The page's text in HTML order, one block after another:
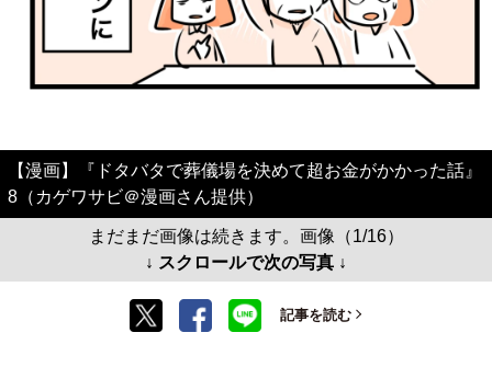
【漫画】『ドタバタで葬儀場を決めて超お金がかかった話』
8（カゲワサビ＠漫画さん提供）
まだまだ画像は続きます。画像（1/16）
↓ スクロールで次の写真 ↓
記事を読む